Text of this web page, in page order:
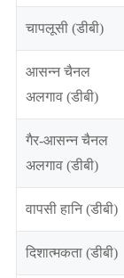
चापलूसी (डीबी)
आसन्न चैनल
अलगाव (डीबी)
गैर-आसन्न चैनल
अलगाव (डीबी)
वापसी हानि (डीबी)
दिशात्मकता (डीबी)